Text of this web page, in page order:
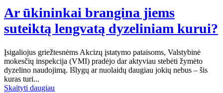
Ar ūkininkai brangina jiems
suteiktą lengvatą dyzeliniam kurui?
Įsigaliojus griežtesnėms Akcizų įstatymo pataisoms, Valstybinė
mokesčių inspekcija (VMI) pradėjo dar aktyviau stebėti žymėto
dyzelino naudojimą. Išlygų ar nuolaidų daugiau jokių nebus – šis
kuras turi...
Skaityti daugiau